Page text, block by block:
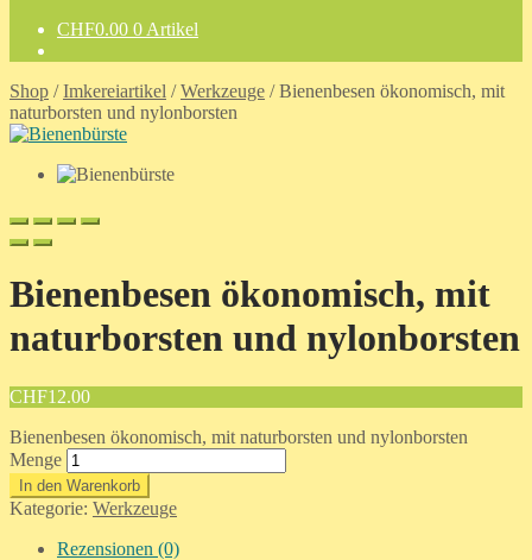
CHF0.00 0 Artikel
Shop /Imkereiartikel /Werkzeuge /Bienenbesen ökonomisch, mit
naturborsten und nylonborsten
Bienenbesen ökonomisch, mit
naturborsten und nylonborsten
CHF12.00
Bienenbesen ökonomisch, mit naturborsten und nylonborsten
Menge
In den Warenkorb
Kategorie: Werkzeuge
Rezensionen (0)